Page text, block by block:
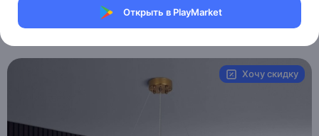
Открыть в PlayMarket
Магазин Table lamps
Хочу скидку